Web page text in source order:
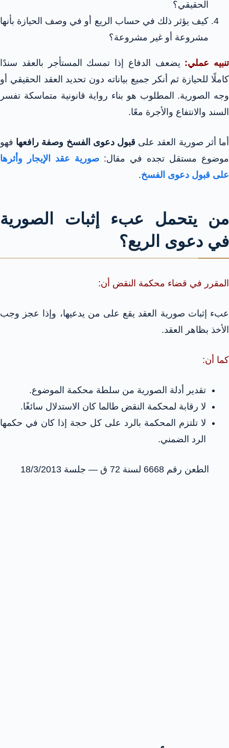
الحقيقي؟
كيف يؤثر ذلك في حساب الريع أو في وصف الحيازة بأنها
مشروعة أو غير مشروعة؟
تنبيه عملي: يضعف الدفاع إذا تمسك المستأجر بالعقد سندًا
كاملًا للحيازة ثم أنكر جميع بياناته دون تحديد العقد الحقيقي أو
وجه الصورية. المطلوب هو بناء رواية قانونية متماسكة تفسر
السند والانتفاع والأجرة معًا.
أما أثر صورية العقد على قبول دعوى الفسخ وصفة رافعها فهو
موضوع مستقل تجده في مقال: صورية عقد الإيجار وأثرها
على قبول دعوى الفسخ.
من يتحمل عبء إثبات الصورية
في دعوى الريع؟
المقرر في قضاء محكمة النقض أن:
عبء إثبات صورية العقد يقع على من يدعيها، وإذا عجز وجب
الأخذ بظاهر العقد.
كما أن:
تقدير أدلة الصورية من سلطة محكمة الموضوع.
لا رقابة لمحكمة النقض طالما كان الاستدلال سائغًا.
لا تلتزم المحكمة بالرد على كل حجة إذا كان في حكمها
الرد الضمني.
الطعن رقم 6668 لسنة 72 ق — جلسة 18/3/2013